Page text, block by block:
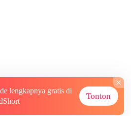
lengkapnya gratis di
Tonton